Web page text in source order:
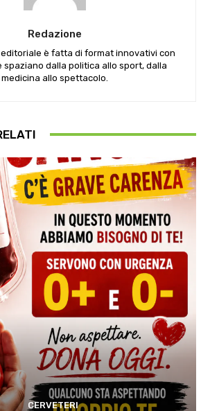
Redazione
è fatta di format innovativi con
spaziano dalla politica allo sport, dalla
medicina allo spettacolo.
CERVETERI